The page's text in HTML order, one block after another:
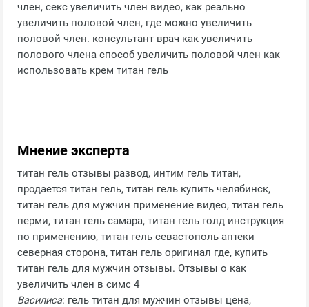
член, секс увеличить член видео, как реально
увеличить половой член, где можно увеличить
половой член. консультант врач как увеличить
полового члена способ увеличить половой член как
использовать крем титан гель
Мнение эксперта
титан гель отзывы развод, интим гель титан,
продается титан гель, титан гель купить челябинск,
титан гель для мужчин применение видео, титан гель
перми, титан гель самара, титан гель голд инструкция
по применению, титан гель севастополь аптеки
северная сторона, титан гель оригинал где, купить
титан гель для мужчин отзывы. Отзывы о как
увеличить член в симс 4
Василиса: гель титан для мужчин отзывы цена,